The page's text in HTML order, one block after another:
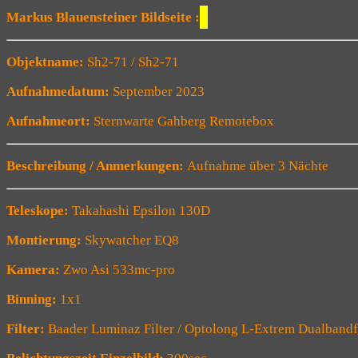
Markus Blauensteiner Bildseite :
Objektname: Sh2-71 / Sh2-71
Aufnahmedatum: September 2023
Aufnahmeort: Sternwarte Gahberg Remotebox
Beschreibung / Anmerkungen: Aufnahme über 3 Nächte
Teleskope: Takahashi Epsilon 130D
Montierung: Skywatcher EQ8
Kamera: Zwo Asi 533mc-pro
Binning: 1x1
Filter: Baader Luminaz Filter / Optolong L-Extrem